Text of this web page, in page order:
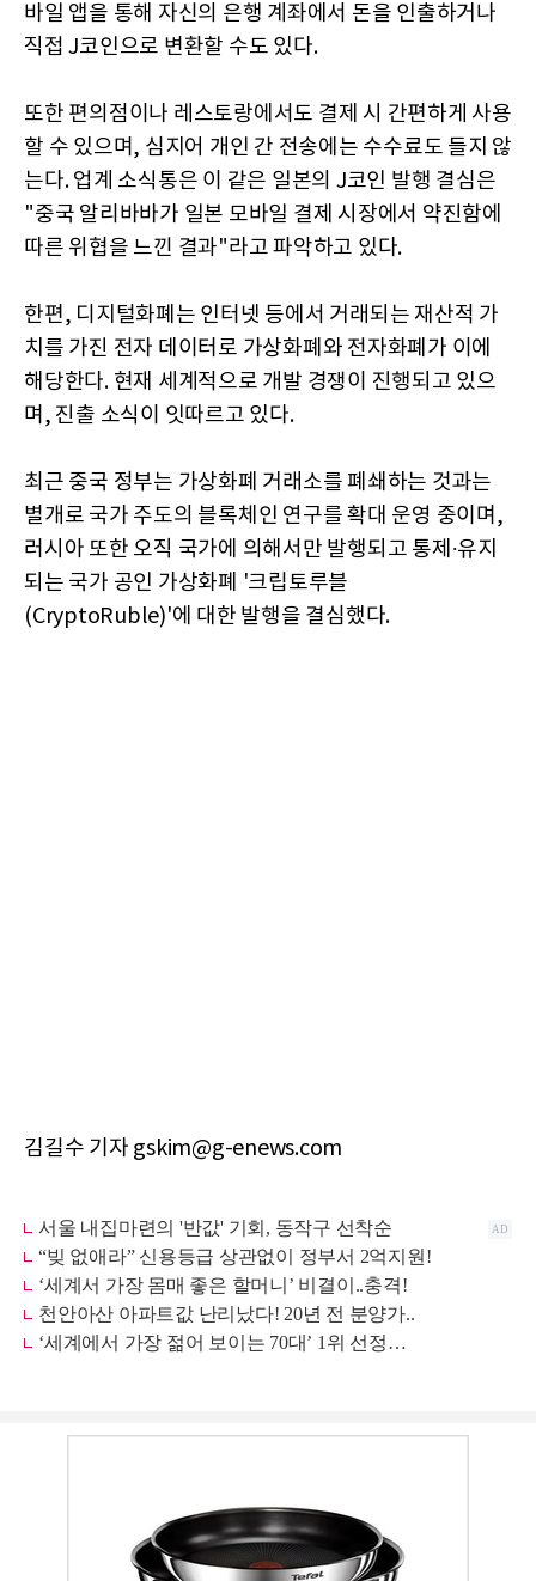
바일 앱을 통해 자신의 은행 계좌에서 돈을 인출하거나
직접 J코인으로 변환할 수도 있다.
또한 편의점이나 레스토랑에서도 결제 시 간편하게 사용
할 수 있으며, 심지어 개인 간 전송에는 수수료도 들지 않
는다. 업계 소식통은 이 같은 일본의 J코인 발행 결심은
"중국 알리바바가 일본 모바일 결제 시장에서 약진함에
따른 위협을 느낀 결과"라고 파악하고 있다.
한편, 디지털화폐는 인터넷 등에서 거래되는 재산적 가
치를 가진 전자 데이터로 가상화폐와 전자화폐가 이에
해당한다. 현재 세계적으로 개발 경쟁이 진행되고 있으
며, 진출 소식이 잇따르고 있다.
최근 중국 정부는 가상화폐 거래소를 폐쇄하는 것과는
별개로 국가 주도의 블록체인 연구를 확대 운영 중이며,
러시아 또한 오직 국가에 의해서만 발행되고 통제∙유지
되는 국가 공인 가상화폐 '크립토루블
(CryptoRuble)'에 대한 발행을 결심했다.
김길수 기자 gskim@g-enews.com